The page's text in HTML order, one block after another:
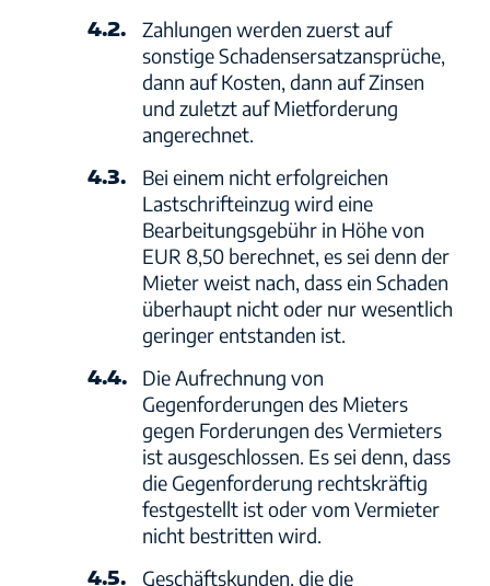
4.2.
Zahlungen werden zuerst auf
sonstige Schadensersatzansprüche,
dann auf Kosten, dann auf Zinsen
und zuletzt auf Mietforderung
angerechnet.
4.3.
Bei einem nicht erfolgreichen
Lastschrifteinzug wird eine
Bearbeitungsgebühr in Höhe von
EUR 8,50 berechnet, es sei denn der
Mieter weist nach, dass ein Schaden
überhaupt nicht oder nur wesentlich
geringer entstanden ist.
4.4.
Die Aufrechnung von
Gegenforderungen des Mieters
gegen Forderungen des Vermieters
ist ausgeschlossen. Es sei denn, dass
die Gegenforderung rechtskräftig
festgestellt ist oder vom Vermieter
nicht bestritten wird.
4.5.
Geschäftskunden, die die